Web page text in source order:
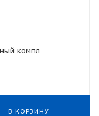
компл
В КОРЗИНУ